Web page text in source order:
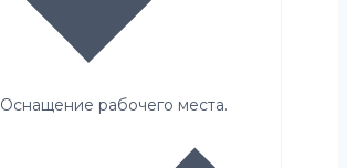
Оснащение рабочего места.